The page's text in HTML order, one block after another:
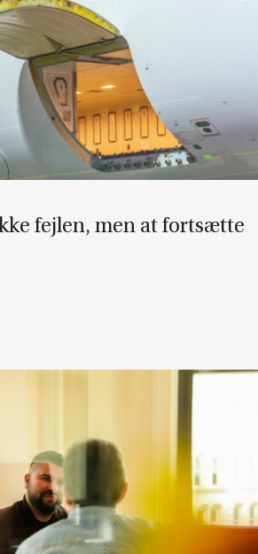
fejl­en, men at fort­sæt­te
er ikke fejl­en, men at fort­sæt­te